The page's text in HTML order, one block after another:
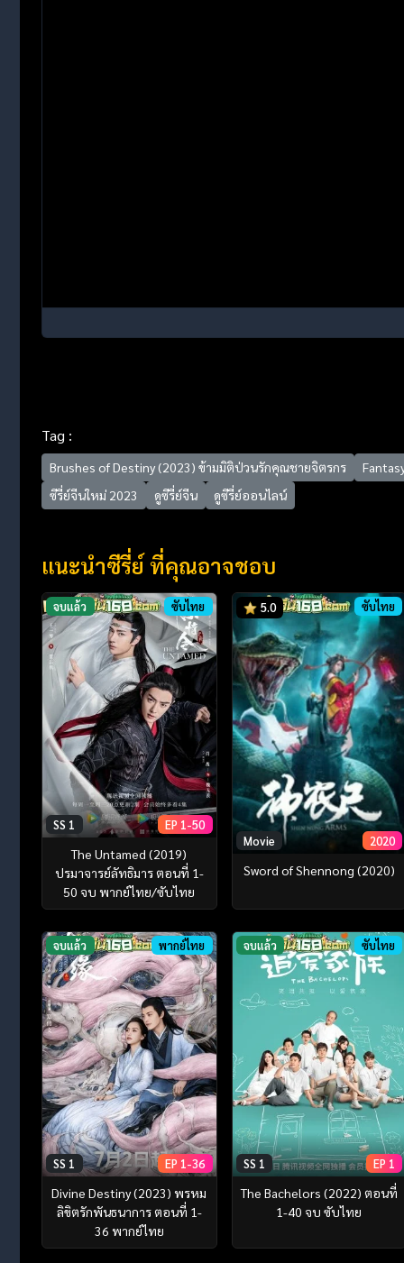
Tag :
Brushes of Destiny (2023) ข้ามมิติป่วนรักคุณชายจิตรกร
ซีรี่ย์จีนใหม่ 2023
ดูซีรี่ย์จีน ดูซีรี่ย์ออนไลน์
แนะนำซีรี่ย์ ที่คุณอาจชอบ
จบแล้ว ซับไทย
SS 1 EP 1-50
The Untamed (2019)
ปรมาจารย์ลัทธิมาร ตอนที่ 1-
50 จบ พากย์ไทย/ซับไทย
5.0 ซับไทย
Movie 2020
Sword of Shennong (2020)
จบแล้ว พากย์ไทย
SS 1 EP 1-36
Divine Destiny (2023) พรหม
ลิขิตรักพันธนาการ ตอนที่ 1-
36 พากย์ไทย
จบแล้ว ซับไทย
SS 1 EP 1
The Bachelors (2022) ตอนที่
1-40 จบ ซับไทย